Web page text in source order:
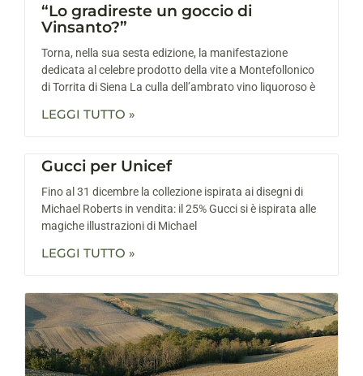
“Lo gradireste un goccio di
Vinsanto?”
Torna, nella sua sesta edizione, la manifestazione
dedicata al celebre prodotto della vite a Montefollonico
di Torrita di Siena La culla dell’ambrato vino liquoroso è
LEGGI TUTTO »
Gucci per Unicef
Fino al 31 dicembre la collezione ispirata ai disegni di
Michael Roberts in vendita: il 25% Gucci si è ispirata alle
magiche illustrazioni di Michael
LEGGI TUTTO »